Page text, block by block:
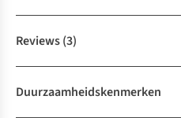
Reviews(3)
Duurzaamheidskenmerken